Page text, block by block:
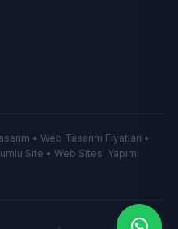
• Web Tasarım Fiyatları •
Site • Web Sitesi Yapımı